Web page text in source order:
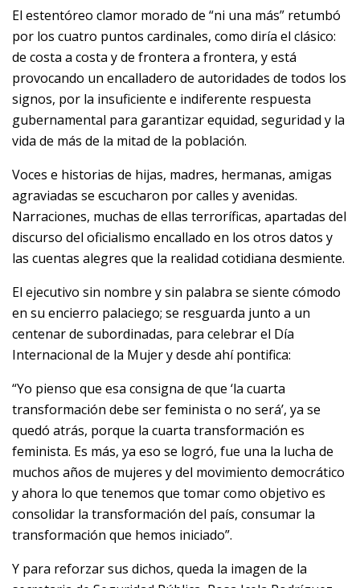
El estentóreo clamor morado de “ni una más” retumbó
por los cuatro puntos cardinales, como diría el clásico:
de costa a costa y de frontera a frontera, y está
provocando un encalladero de autoridades de todos los
signos, por la insuficiente e indiferente respuesta
gubernamental para garantizar equidad, seguridad y la
vida de más de la mitad de la población.
Voces e historias de hijas, madres, hermanas, amigas
agraviadas se escucharon por calles y avenidas.
Narraciones, muchas de ellas terroríficas, apartadas del
discurso del oficialismo encallado en los otros datos y
las cuentas alegres que la realidad cotidiana desmiente.
El ejecutivo sin nombre y sin palabra se siente cómodo
en su encierro palaciego; se resguarda junto a un
centenar de subordinadas, para celebrar el Día
Internacional de la Mujer y desde ahí pontifica:
“Yo pienso que esa consigna de que ‘la cuarta
transformación debe ser feminista o no será’, ya se
quedó atrás, porque la cuarta transformación es
feminista. Es más, ya eso se logró, fue una la lucha de
muchos años de mujeres y del movimiento democrático
y ahora lo que tenemos que tomar como objetivo es
consolidar la transformación del país, consumar la
transformación que hemos iniciado”.
Y para reforzar sus dichos, queda la imagen de la